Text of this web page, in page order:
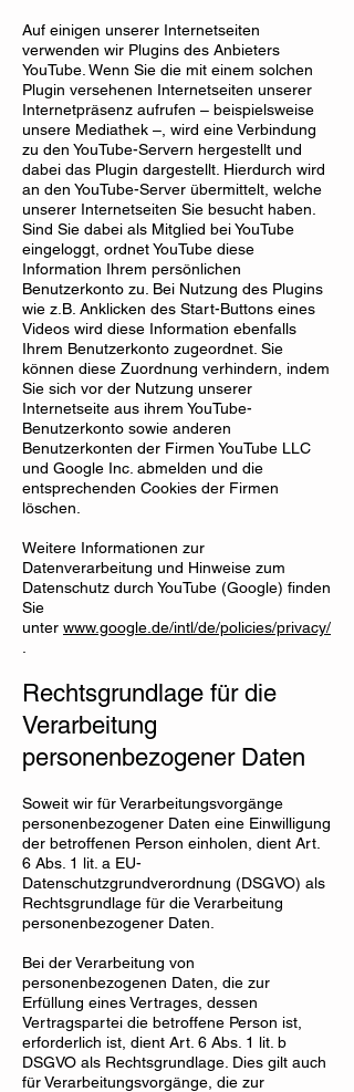
Auf einigen unserer Internetseiten
verwenden wir Plugins des Anbieters
YouTube. Wenn Sie die mit einem solchen
Plugin versehenen Internetseiten unserer
Internetpräsenz aufrufen – beispielsweise
unsere Mediathek –, wird eine Verbindung
zu den YouTube-Servern hergestellt und
dabei das Plugin dargestellt. Hierdurch wird
an den YouTube-Server übermittelt, welche
unserer Internetseiten Sie besucht haben.
Sind Sie dabei als Mitglied bei YouTube
eingeloggt, ordnet YouTube diese
Information Ihrem persönlichen
Benutzerkonto zu. Bei Nutzung des Plugins
wie z.B. Anklicken des Start-Buttons eines
Videos wird diese Information ebenfalls
Ihrem Benutzerkonto zugeordnet. Sie
können diese Zuordnung verhindern, indem
Sie sich vor der Nutzung unserer
Internetseite aus ihrem YouTube-
Benutzerkonto sowie anderen
Benutzerkonten der Firmen YouTube LLC
und Google Inc. abmelden und die
entsprechenden Cookies der Firmen
löschen.
Weitere Informationen zur
Datenverarbeitung und Hinweise zum
Datenschutz durch YouTube (Google) finden
Sie
unter www.google.de/intl/de/policies/privacy/
Rechtsgrundlage für die
Verarbeitung
personenbezogener Daten
Soweit wir für Verarbeitungsvorgänge
personenbezogener Daten eine Einwilligung
der betroffenen Person einholen, dient Art.
6 Abs. 1 lit. a EU-
Datenschutzgrundverordnung (DSGVO) als
Rechtsgrundlage für die Verarbeitung
personenbezogener Daten.
Bei der Verarbeitung von
personenbezogenen Daten, die zur
Erfüllung eines Vertrages, dessen
Vertragspartei die betroffene Person ist,
erforderlich ist, dient Art. 6 Abs. 1 lit. b
DSGVO als Rechtsgrundlage. Dies gilt auch
für Verarbeitungsvorgänge, die zur